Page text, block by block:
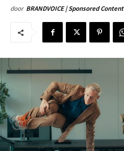
door BRANDVOICE | Sponsored Content